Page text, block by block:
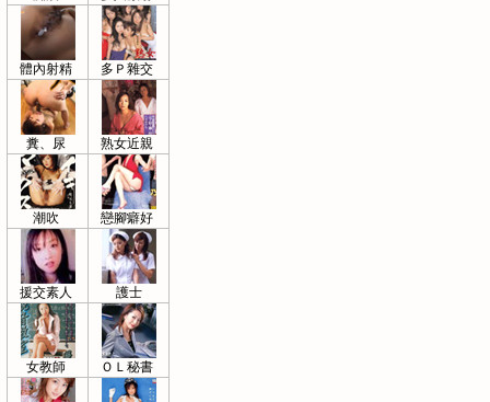
體內射精 多Ｐ雜交
糞、尿 熟女近親
潮吹 戀腳癖好
援交素人 護士
女教師 ＯＬ秘書